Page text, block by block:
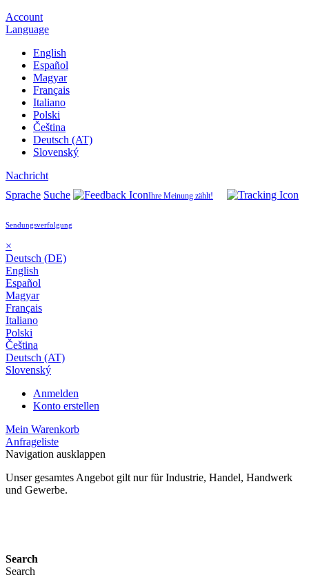
Account
Language
English
Español
Magyar
Français
Italiano
Polski
Čeština
Deutsch (AT)
Slovenský
Nachricht
Sprache Suche Ihre Meinung zählt!
Sendungsverfolgung
×
Deutsch (DE)
English
Español
Magyar
Français
Italiano
Polski
Čeština
Deutsch (AT)
Slovenský
Anmelden
Konto erstellen
Mein Warenkorb
Anfrageliste
Navigation ausklappen
Unser gesamtes Angebot gilt nur für Industrie, Handel, Handwerk
und Gewerbe.
Search
Search